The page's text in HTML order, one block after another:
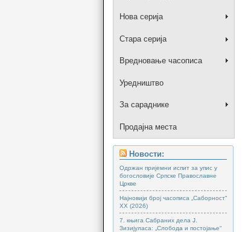
Нова серија
Стара серија
Вредновање часописа
Уредништво
За сараднике
Продајна места
Новости:
Одржан пријемни испит за упис у
богословије Српске Православне
Цркве
Најновији број часописа „Саборност“
XX (2026)
7. књига Сабраних дела Ј.
Зизијуласа: „Слобода и постојање“